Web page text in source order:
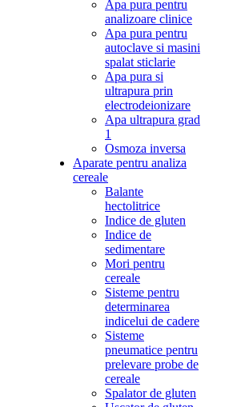
Apa pura pentru
analizoare clinice
Apa pura pentru
autoclave si masini
spalat sticlarie
Apa pura si
ultrapura prin
electrodeionizare
Apa ultrapura grad
1
Osmoza inversa
Aparate pentru analiza
cereale
Balante
hectolitrice
Indice de gluten
Indice de
sedimentare
Mori pentru
cereale
Sisteme pentru
determinarea
indicelui de cadere
Sisteme
pneumatice pentru
prelevare probe de
cereale
Spalator de gluten